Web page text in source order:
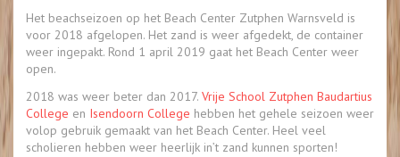
Het beachseizoen op het Beach Center Zutphen Warnsveld is
voor 2018 afgelopen. Het zand is weer afgedekt, de container
weer ingepakt. Rond 1 april 2019 gaat het Beach Center weer
open.
2018 was weer beter dan 2017. Vrije School Zutphen Baudartius
College en Isendoorn College hebben het gehele seizoen weer
volop gebruik gemaakt van het Beach Center. Heel veel
scholieren hebben weer heerlijk in’t zand kunnen sporten!